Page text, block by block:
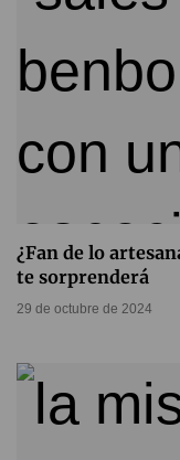
¿Fan de lo
te sorprenderá
29 de octubre de 2024